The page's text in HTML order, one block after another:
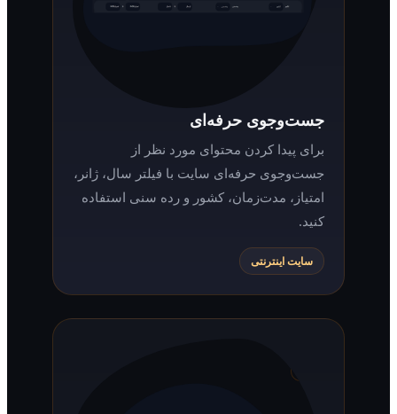
جست‌وجوی حرفه‌ای
برای پیدا کردن محتوای مورد نظر از
جست‌وجوی حرفه‌ای سایت با فیلتر سال، ژانر،
امتیاز، مدت‌زمان، کشور و رده سنی استفاده
سایت اینترنتی